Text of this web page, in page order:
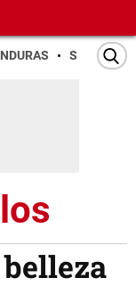
SAN PEDRO